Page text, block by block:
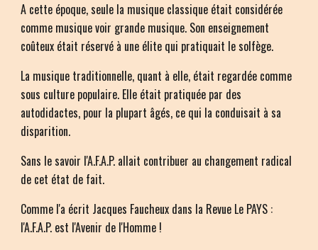
A cette époque, seule la musique classique était considérée
comme musique voir grande musique. Son enseignement
coûteux était réservé à une élite qui pratiquait le solfège.
La musique traditionnelle, quant à elle, était regardée comme
sous culture populaire. Elle était pratiquée par des
autodidactes, pour la plupart âgés, ce qui la conduisait à sa
disparition.
Sans le savoir l'A.F.A.P. allait contribuer au changement radical
de cet état de fait.
Comme l'a écrit Jacques Faucheux dans la Revue Le PAYS :
l'A.F.A.P. est l'Avenir de l'Homme !